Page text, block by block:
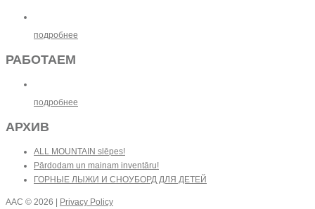
подробнее
РАБОТАЕМ
подробнее
АРХИВ
ALL MOUNTAIN slēpes!
Pārdodam un mainam inventāru!
ГОРНЫЕ ЛЫЖИ И СНОУБОРД ДЛЯ ДЕТЕЙ
AAC © 2026 | Privacy Policy